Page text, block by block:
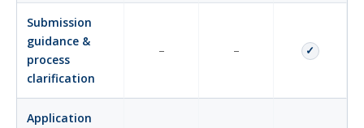
Submission
guidance &
process
clarification
– – ✓
Application